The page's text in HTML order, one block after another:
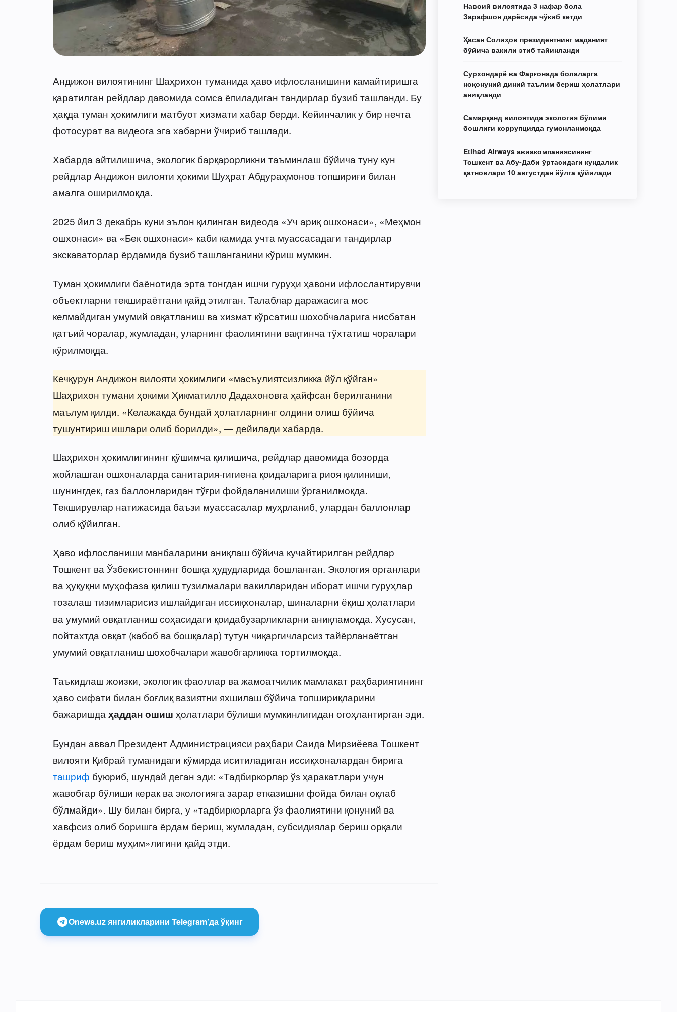
Андижон вилоятининг Шаҳрихон туманида ҳаво ифлосланишини камайтиришга
қаратилган рейдлар давомида сомса ёпиладиган тандирлар бузиб ташланди. Бу
ҳақда туман ҳокимлиги матбуот хизмати хабар берди. Кейинчалик у бир нечта
фотосурат ва видеога эга хабарни ўчириб ташлади.
Хабарда айтилишича, экологик барқарорликни таъминлаш бўйича туну кун
рейдлар Андижон вилояти ҳокими Шуҳрат Абдураҳмонов топшириғи билан
амалга оширилмоқда.
2025 йил 3 декабрь куни эълон қилинган видеода «Уч ариқ ошхонаси», «Меҳмон
ошхонаси» ва «Бек ошхонаси» каби камида учта муассасадаги тандирлар
экскаваторлар ёрдамида бузиб ташланганини кўриш мумкин.
Туман ҳокимлиги баёнотида эрта тонгдан ишчи гуруҳи ҳавони ифлослантирувчи
объектларни текшираётгани қайд этилган. Талаблар даражасига мос
келмайдиган умумий овқатланиш ва хизмат кўрсатиш шохобчаларига нисбатан
қатъий чоралар, жумладан, уларнинг фаолиятини вақтинча тўхтатиш чоралари
кўрилмоқда.
Кечқурун Андижон вилояти ҳокимлиги «масъулиятсизликка йўл қўйган»
Шаҳрихон тумани ҳокими Ҳикматилло Дадахоновга ҳайфсан берилганини
маълум қилди. «Келажакда бундай ҳолатларнинг олдини олиш бўйича
тушунтириш ишлари олиб борилди», — дейилади хабарда.
Шаҳрихон ҳокимлигининг қўшимча қилишича, рейдлар давомида бозорда
жойлашган ошхоналарда санитария-гигиена қоидаларига риоя қилиниши,
шунингдек, газ баллонларидан тўғри фойдаланилиши ўрганилмоқда.
Текширувлар натижасида баъзи муассасалар муҳрланиб, улардан баллонлар
олиб қўйилган.
Ҳаво ифлосланиши манбаларини аниқлаш бўйича кучайтирилган рейдлар
Тошкент ва Ўзбекистоннинг бошқа ҳудудларида бошланган. Экология органлари
ва ҳуқуқни муҳофаза қилиш тузилмалари вакилларидан иборат ишчи гуруҳлар
тозалаш тизимларисиз ишлайдиган иссиқхоналар, шиналарни ёқиш ҳолатлари
ва умумий овқатланиш соҳасидаги қоидабузарликларни аниқламоқда. Хусусан,
пойтахтда овқат (кабоб ва бошқалар) тутун чиқаргичларсиз тайёрланаётган
умумий овқатланиш шохобчалари жавобгарликка тортилмоқда.
Таъкидлаш жоизки, экологик фаоллар ва жамоатчилик мамлакат раҳбариятининг
ҳаво сифати билан боғлиқ вазиятни яхшилаш бўйича топшириқларини
бажаришда ҳаддан ошиш ҳолатлари бўлиши мумкинлигидан огоҳлантирган эди.
Бундан аввал Президент Администрацияси раҳбари Саида Мирзиёева Тошкент
вилояти Қибрай туманидаги кўмирда иситиладиган иссиқхоналардан бирига
ташриф буюриб, шундай деган эди: «Тадбиркорлар ўз ҳаракатлари учун
жавобгар бўлиши керак ва экологияга зарар етказишни фойда билан оқлаб
бўлмайди». Шу билан бирга, у «тадбиркорларга ўз фаолиятини қонуний ва
хавфсиз олиб боришга ёрдам бериш, жумладан, субсидиялар бериш орқали
ёрдам бериш муҳим»лигини қайд этди.
Onews.uz янгиликларини Telegram’да ўқинг
Навоий вилоятида 3 нафар бола
Зарафшон дарёсида чўкиб кетди
Ҳасан Солиҳов президентнинг маданият
бўйича вакили этиб тайинланди
Сурхондарё ва Фарғонада болаларга
ноқонуний диний таълим бериш ҳолатлари
аниқланди
Самарқанд вилоятида экология бўлими
бошлиғи коррупцияда гумонланмоқда
Etihad Airways авиакомпаниясининг
Тошкент ва Абу-Даби ўртасидаги кундалик
қатновлари 10 августдан йўлга қўйилади